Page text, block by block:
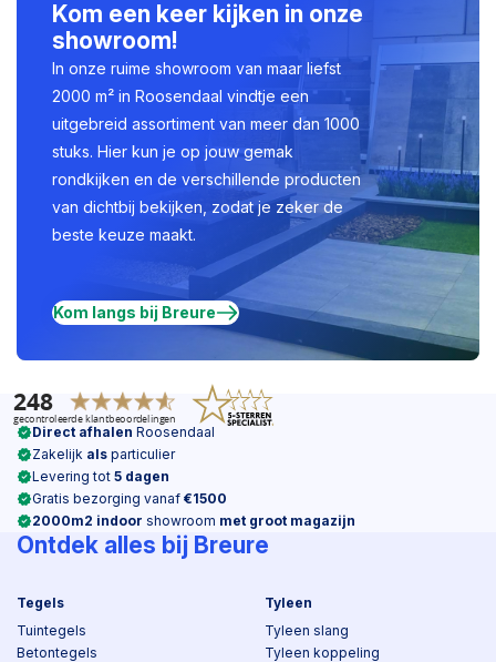
Kom een keer kijken in onze
showroom!
In onze ruime showroom van maar liefst
2000 m² in Roosendaal vindtje een
uitgebreid assortiment van meer dan 1000
stuks. Hier kun je op jouw gemak
rondkijken en de verschillende producten
van dichtbij bekijken, zodat je zeker de
beste keuze maakt.
Kom langs bij Breure
Direct afhalen Roosendaal
Zakelijk als particulier
Levering tot 5 dagen
Gratis bezorging vanaf €1500
2000m2 indoor showroom met groot magazijn
Ontdek alles bij Breure
Tegels
Tuintegels
Betontegels
Tyleen
Tyleen slang
Tyleen koppeling